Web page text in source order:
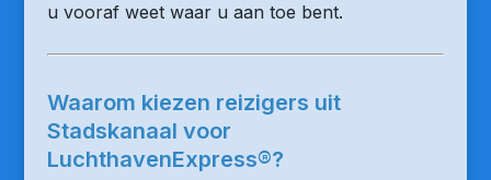
u vooraf weet waar u aan toe bent.
Waarom kiezen reizigers uit
Stadskanaal voor
LuchthavenExpress®?